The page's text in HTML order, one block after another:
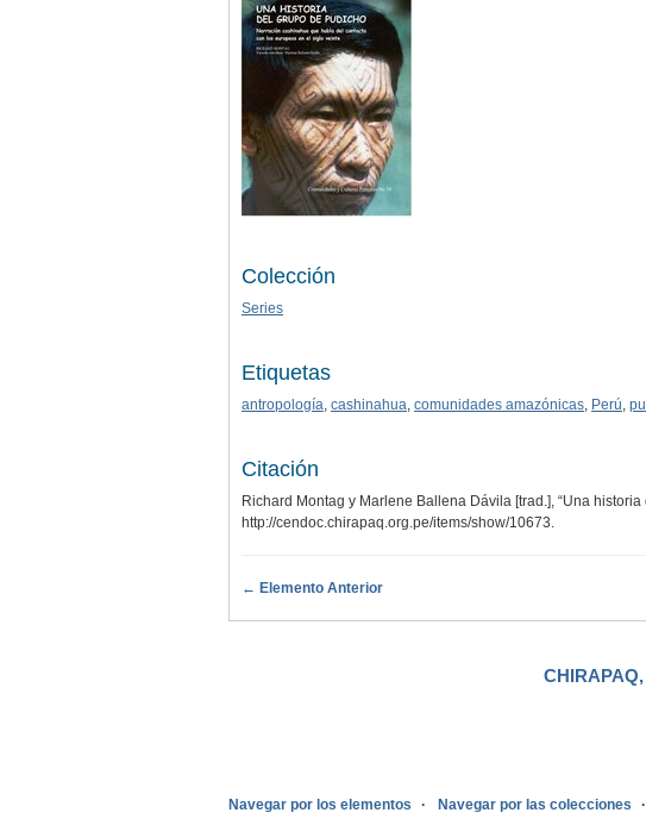
Colección
Series
Etiquetas
antropología cashinahua comunidades amazónicas Perú
Citación
Richard Montag y Marlene Ballena Dávila [trad.], “Una
http://cendoc.chirapaq.org.pe/items/show/10673
← Elemento Anterior
Navegar por los elementos Navegar por las colecciones